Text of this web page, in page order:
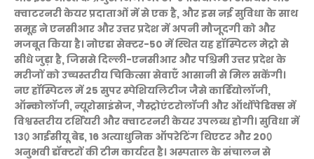
क्वाटरनरी केयर प्रदाताओं में से एक है, और इस नई सुविधा के साथ
समूह ने एनसीआर और उत्तर प्रदेश में अपनी मौजूदगी को और
मजबूत किया है। नोएडा सेक्टर-50 में स्थित यह हॉस्पिटल मेट्रो से
सीधे जुड़ा है, जिससे दिल्ली-एनसीआर और पश्चिमी उत्तर प्रदेश के
मरीजों को उच्चस्तरीय चिकित्सा सेवाएँ आसानी से मिल सकेंगी।
नए हॉस्पिटल में 25 सुपर स्पेशियलिटीज जैसे कार्डियोलॉजी,
ऑन्कोलॉजी, न्यूरोसाइंसेज, गैस्ट्रोएंटरोलॉजी और ऑर्थोपेडिक्स में
विश्वस्तरीय टर्शियरी और क्वाटरनरी केयर उपलब्ध होगी। सुविधा में
130़ आईसीयू बेड, 16 अत्याधुनिक ऑपरेटिंग थिएटर और 200़
अनुभवी डॉक्टरों की टीम कार्यरत है। अस्पताल के संचालन से